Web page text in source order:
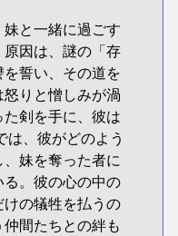
と一緒に過ごす
因は、謎の「存
誓い、その道を
りと憎しみが渦
剣を手に、彼は
は、彼がどのよう
妹を奪った者に
。彼の心の中の
の犠牲を払うの
間たちとの絆も